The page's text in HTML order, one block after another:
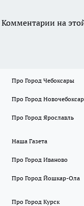
Комментарии на
Про Город Чебоксары
Про Город
Про Город Ярославль
Наша Газета
Про Город Иваново
Про Город Йошкар-Ола
Про Город Курск